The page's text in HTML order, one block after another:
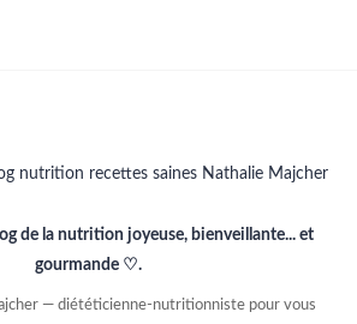
de la nutrition joyeuse, bienveillante... et
gourmande ♡.
— diététicienne-nutritionniste pour vous